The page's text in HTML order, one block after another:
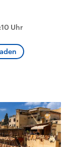
Einfluss auf
Weltgeschehen.
Uhr